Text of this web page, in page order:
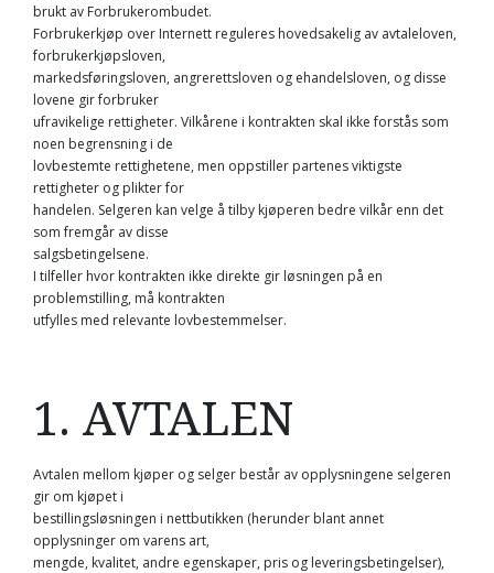
brukt av Forbrukerombudet.
Forbrukerkjøp over Internett reguleres hovedsakelig av avtaleloven,
forbrukerkjøpsloven,
markedsføringsloven, angrerettsloven og ehandelsloven, og disse
lovene gir forbruker
ufravikelige rettigheter. Vilkårene i kontrakten skal ikke forstås som
noen begrensning i de
lovbestemte rettighetene, men oppstiller partenes viktigste
rettigheter og plikter for
handelen. Selgeren kan velge å tilby kjøperen bedre vilkår enn det
som fremgår av disse
salgsbetingelsene.
I tilfeller hvor kontrakten ikke direkte gir løsningen på en
problemstilling, må kontrakten
utfylles med relevante lovbestemmelser.
1. AVTALEN
Avtalen mellom kjøper og selger består av opplysningene selgeren
gir om kjøpet i
bestillingsløsningen i nettbutikken (herunder blant annet
opplysninger om varens art,
mengde, kvalitet, andre egenskaper, pris og leveringsbetingelser),